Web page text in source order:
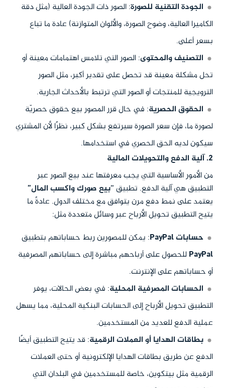
الجودة التقنية للصورة: الصور ذات الجودة العالية (مثل دقة
الكاميرا العالية، وضوح الصورة، والألوان المتوازنة) عادة ما تباع
بسعر أعلى.
التصنيف والمحتوى: الصور التي تلامس اهتمامات معينة أو
تحل مشكلة معينة قد تحصل على تقدير أكبر، مثل الصور
الترويجية للمنتجات أو الصور التي ترتبط بالأحداث الجارية.
الحقوق الحصرية: في حال قرر المصور بيع حقوق حصريّة
لصورة ما، فإن سعر الصورة سيرتفع بشكل كبير، نظرًا لأن المشتري
سيكون لديه الحق الحصري في استخدامها.
2. آلية الدفع والتحويلات المالية
من الأمور الأساسية التي يجب معرفتها عند بيع الصور عبر
التطبيق هي آلية الدفع. تطبيق“بيع صورك واكسب المال”
يعتمد على نمط دفع مرن يتوافق مع مختلف الدول. عادةً ما
يتيح التطبيق تحويل الأرباح عبر وسائل متعددة مثل:
حسابات PayPal
: يمكن للمصورين ربط حساباتهم بتطبيق
PayPalللحصول على أرباحهم مباشرة إلى حساباتهم المصرفية
أو حساباتهم على الإنترنت.
الحسابات المصرفية المحلية: في بعض الحالات، يوفر
التطبيق تحويل الأرباح إلى الحسابات البنكية المحلية، مما يسهل
عملية الدفع للعديد من المستخدمين.
بطاقات الهدايا أو العملات الرقمية: قد يتيح التطبيق أيضًا
الدفع عن طريق بطاقات الهدايا الإلكترونية أو حتى العملات
الرقمية مثل بيتكوين، خاصة للمستخدمين في البلدان التي